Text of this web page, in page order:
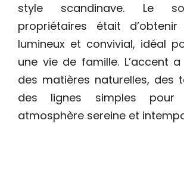
style scandinave. Le
propriétaires était
lumineux et convivial, idéal
une vie de famille. L’accent
des matières naturelles, des
des lignes simples pour
atmosphère sereine et